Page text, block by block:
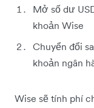
Mở số dư
khoản Wise
Chuyển đổi
khoản ngân
Wise sẽ tính phí